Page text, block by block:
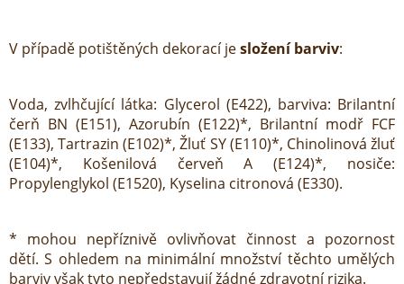
V případě potištěných dekorací jesložení barviv:
Voda, zvlhčující látka: Glycerol (E422), barviva: Brilantní
čerň BN (E151), Azorubín (E122)*, Brilantní modř FCF
(E133), Tartrazin (E102)*, Žluť SY (E110)*, Chinolinová žluť
(E104)*, Košenilová červeň A (E124)*, nosiče:
Propylenglykol (E1520), Kyselina citronová (E330).
* mohou nepříznivě ovlivňovat činnost a pozornost
dětí. S ohledem na minimální množství těchto umělých
barviv však tyto nepředstavují žádné zdravotní rizika.